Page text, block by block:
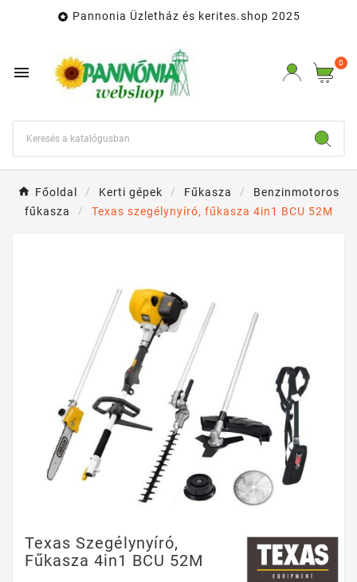
 Pannonia Üzletház és kerites.shop 2025

0
Főoldal Kerti gépek Fűkasza
Benzinmotoros
fűkasza
Texas szegélynyíró, fűkasza 4in1 BCU 52M
Texas Szegélynyíró,
Fűkasza 4in1 BCU 52M